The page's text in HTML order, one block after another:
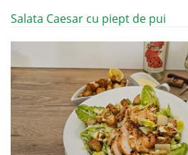
Salata Caesar cu piept de pui